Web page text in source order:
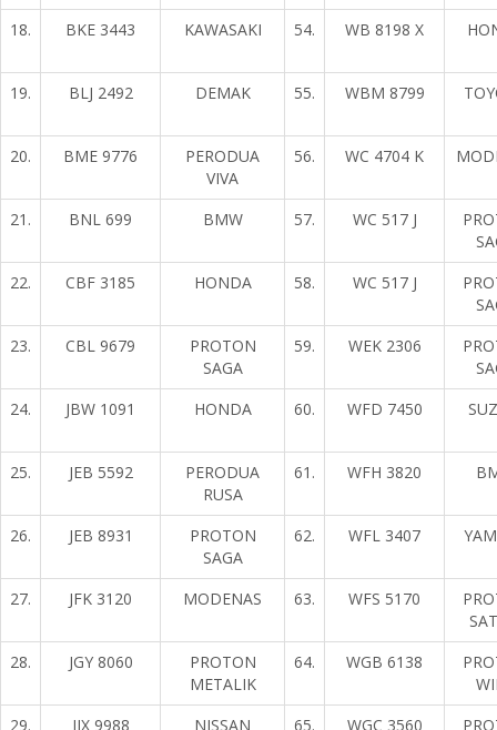
18. BKE 3443 KAWASAKI 54. WB 8198 X
19. BLJ 2492 DEMAK 55. WBM 8799
20. BME 9776
PERODUA
VIVA
56. WC 4704 K
21. BNL 699 BMW 57. WC 517 J
22.
CBF 3185 HONDA 58. WC 517 J
23.
CBL 9679
PROTON
SAGA
59. WEK 2306
24.
JBW 1091 HONDA 60. WFD 7450
25. JEB 5592
PERODUA
RUSA
61. WFH 3820
26. JEB 8931
PROTON
SAGA
62. WFL 3407
27. JFK 3120 MODENAS 63. WFS 5170
28.
JGY 8060
PROTON
METALIK
64. WGB 6138
29.
JJX 9988 NISSAN 65. WGC 3560